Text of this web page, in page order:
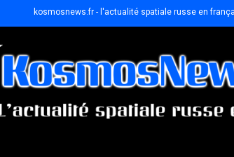
kosmosnews.fr - l'actualité spatiale russe en